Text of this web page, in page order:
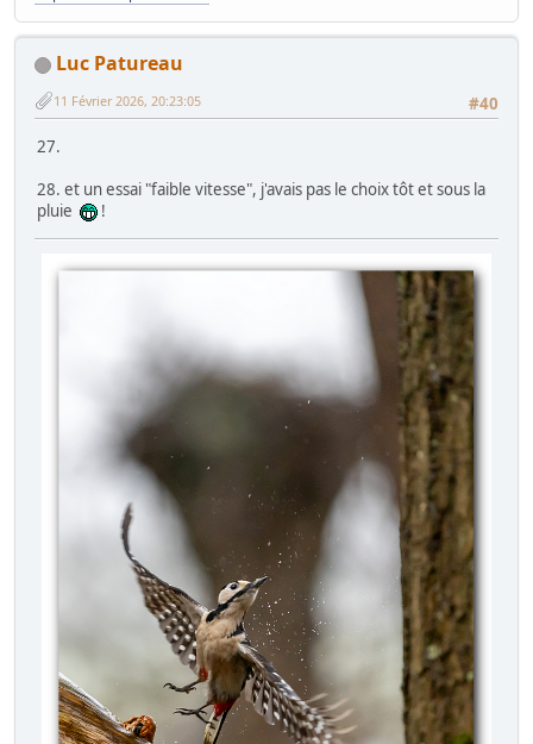
Luc Patureau
#40
11 Février 2026, 20:23:05
27.
28. et un essai "faible vitesse", j'avais pas le choix tôt et sous la
pluie
!